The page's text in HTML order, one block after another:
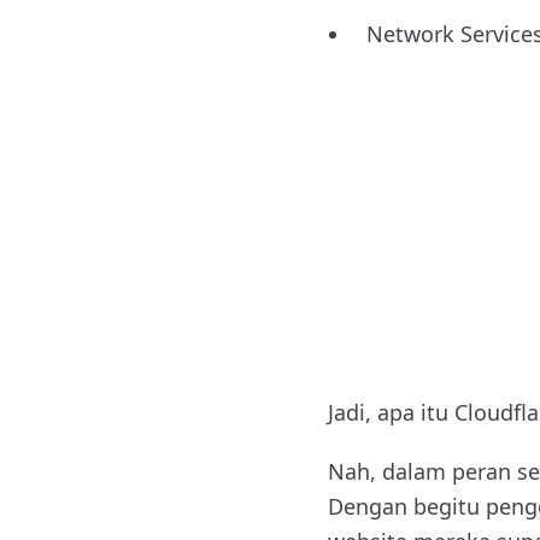
Network
Jadi, apa itu
Nah, dalam peran
Dengan begitu